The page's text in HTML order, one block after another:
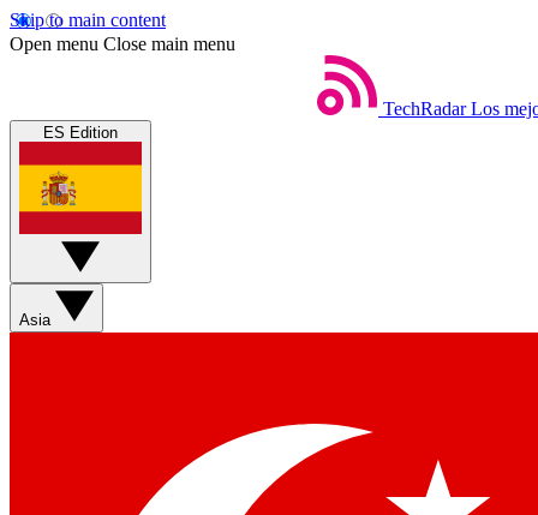
Skip to main content
Open menu Close main menu
TechRadar Los
ES Edition
Asia